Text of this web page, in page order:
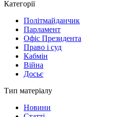
Категорії
Політмайданчик
Парламент
Офіс Президента
Право і суд
Кабмін
Війна
Досьє
Тип матеріалу
Новини